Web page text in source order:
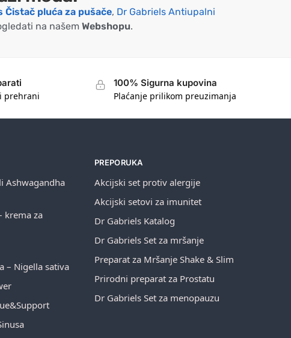
Čistač pluća za pušače, Dr Gabriels Antiupalni
na našem Webshopu.
prehrani
100% Sigurna kupovina
Plaćanje prilikom preuzimanja
Ashwagandha
krema za
– Nigella sativa
PREPORUKA
Akcijski set protiv alergije
Akcijski setovi za imunitet
Dr Gabriels Katalog
Dr Gabriels Set za mršanje
Preparat za Mršanje Shake & Slim
Prirodni preparat za Prostatu
Dr Gabriels Set za menopauzu